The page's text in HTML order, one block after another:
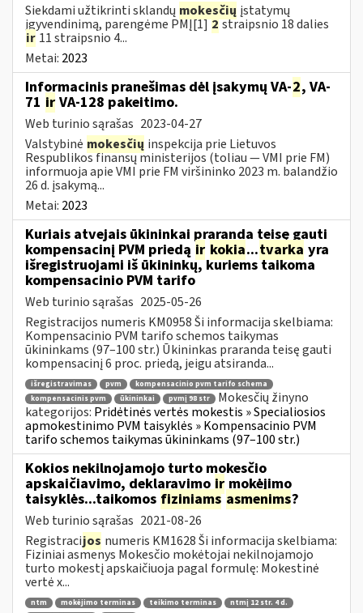
Siekdami užtikrinti sklandų mokesčių įstatymų
įgyvendinimą, parengėme PMĮ[1]2straipsnio 18 dalies
ir 11 straipsnio 4...
Metai: 2023
Informacinis pranešimas dėl įsakymų VA-2, VA-
71 ir VA-128 pakeitimo.
Web turinio sąrašas 2023-04-27
Valstybinė mokesčių inspekcija prie Lietuvos
Respublikos finansų ministerijos (toliau ― VMI prie FM)
informuoja apie VMI prie FM viršininko 2023 m. balandžio
26 d. įsakymą...
Metai: 2023
Kuriais atvejais ūkininkai praranda teisę gauti
kompensacinį PVM priedą ir kokia...tvarka yra
išregistruojami iš ūkininkų, kuriems taikoma
kompensacinio PVM tarifo
Web turinio sąrašas 2025-05-26
Registracijos numeris KM0958 Ši informacija skelbiama:
Kompensacinio PVM tarifo schemos taikymas
ūkininkams (97–100 str.) Ūkininkas praranda teisę gauti
kompensacinį 6 proc. priedą, jeigu atsiranda...
išregistravimas pvm
kompensacinio pvm tarifo schema
kompensacinis pvm
ūkininkai pvmį 98 str
Mokesčių žinyno
kategorijos: Pridėtinės vertės mokestis » Specialiosios
apmokestinimo PVM taisyklės » Kompensacinio PVM
tarifo schemos taikymas ūkininkams (97–100 str.)
Kokios nekilnojamojo turto mokesčio
apskaičiavimo, deklaravimo ir mokėjimo
taisyklės...taikomos fiziniams asmenims?
Web turinio sąrašas 2021-08-26
Registracijos numeris KM1628 Ši informacija skelbiama:
Fiziniai asmenys Mokesčio mokėtojai nekilnojamojo
turto mokestį apskaičiuoja pagal formulę: Mokestinė
vertė x...
ntm mokėjimo terminas teikimo terminas
ntmį 12 str. 4 d.